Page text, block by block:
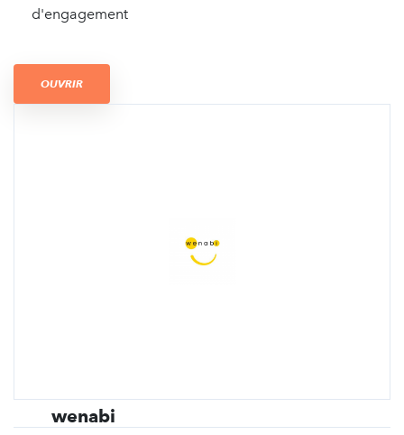
d'engagement
OUVRIR
wenabi